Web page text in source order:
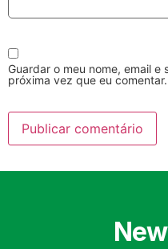
Guardar o meu nome, email
próxima vez que eu comentar.
Lavagem Manual